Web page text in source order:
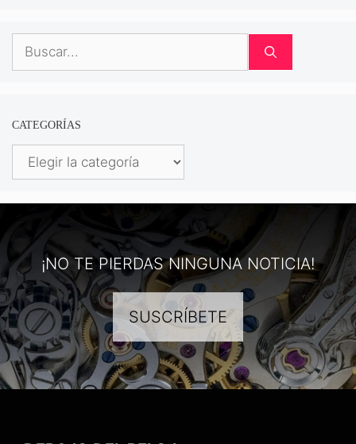
Buscar:
CATEGORÍAS
Categorías
¡NO TE PIERDAS NINGUNA NOTICIA!
SUSCRÍBETE